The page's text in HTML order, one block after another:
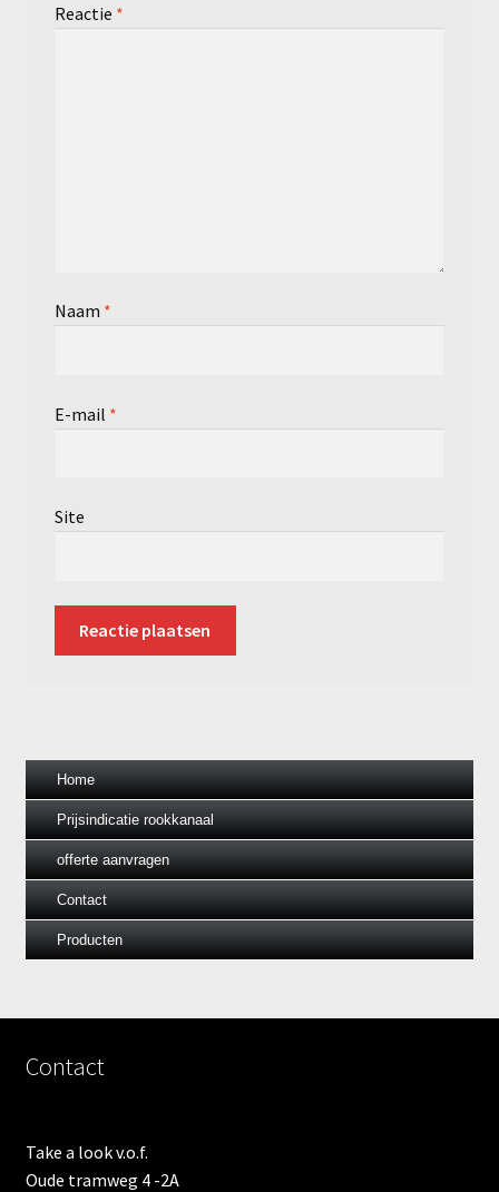
Reactie *
Naam *
E-mail *
Site
Home
Prijsindicatie rookkanaal
offerte aanvragen
Contact
Producten
Contact
Take a look v.o.f.
Oude tramweg 4 -2A